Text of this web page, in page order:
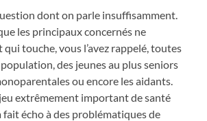
dont on parle insuffisamment.
les principaux concernés ne
qui touche, vous l’avez rappelé, toutes
des jeunes au plus seniors
ou encore les aidants.
extrêmement important de santé
fait écho à des problématiques de